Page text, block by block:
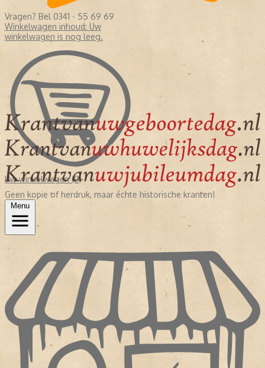
Vragen? Bel 0341 - 55 69 69
Winkelwagen inhoud: Uw
winkelwagen is nog leeg.
Uw winkelwagen (0)
Geen kopie of herdruk, maar échte historische kranten!
Menu